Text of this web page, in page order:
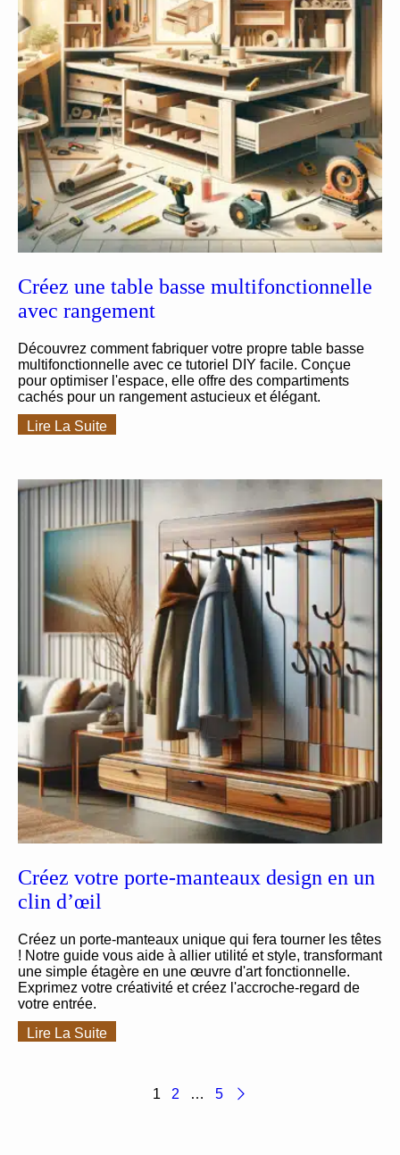
Créez une table basse multifonctionnelle
avec rangement
Découvrez comment fabriquer votre propre table basse
multifonctionnelle avec ce tutoriel DIY facile. Conçue
pour optimiser l'espace, elle offre des compartiments
cachés pour un rangement astucieux et élégant.
Lire La Suite
Créez votre porte-manteaux design en un
clin d’œil
Créez un porte-manteaux unique qui fera tourner les têtes
! Notre guide vous aide à allier utilité et style, transformant
une simple étagère en une œuvre d'art fonctionnelle.
Exprimez votre créativité et créez l'accroche-regard de
votre entrée.
Lire La Suite
1 2 … 5